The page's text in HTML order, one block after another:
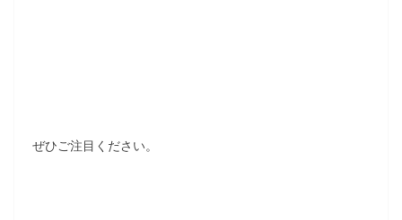
ぜひご注目ください。